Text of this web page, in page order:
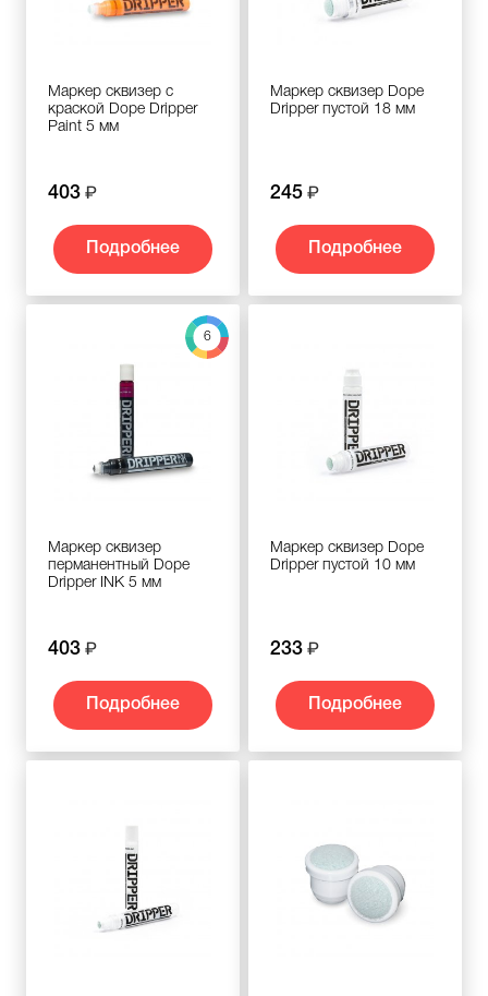
Маркер сквизер с
краской Dope Dripper
Paint 5 мм
403
Подробнее
Маркер сквизер Dope
Dripper пустой 18 мм
245
Подробнее
6
Маркер сквизер
перманентный Dope
Dripper INK 5 мм
403
Подробнее
Маркер сквизер Dope
Dripper пустой 10 мм
233
Подробнее